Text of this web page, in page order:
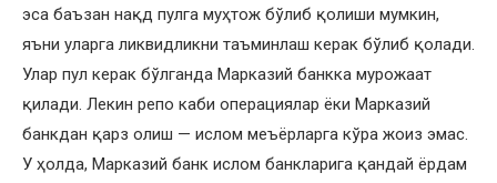
эса баъзан нақд пулга муҳтож бўлиб қолиши мумкин,
яъни уларга ликвидликни таъминлаш керак бўлиб қолади.
Улар пул керак бўлганда Марказий банкка мурожаат
қилади. Лекин репо каби операциялар ёки Марказий
банкдан қарз олиш — ислом меъёрларга кўра жоиз эмас.
У ҳолда, Марказий банк ислом банкларига қандай ёрдам